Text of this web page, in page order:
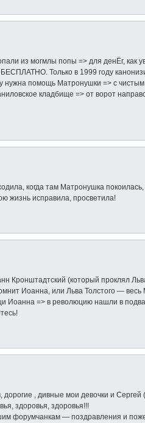
из могмлы попы => для денЁг, как
Только в 1999 году
нужна помощь Матронушки => с
кладбище => от ворот
когда там Матронушка
жизнь исправила, просветила!
Кронштадтский (который проклял
Иоанна, или Льва Толстого —
Иоанна => в революцию нашли в
, дивные мои девочки и Сергей
здоровья, здоровья!!!
форумчанкам — поздравления и